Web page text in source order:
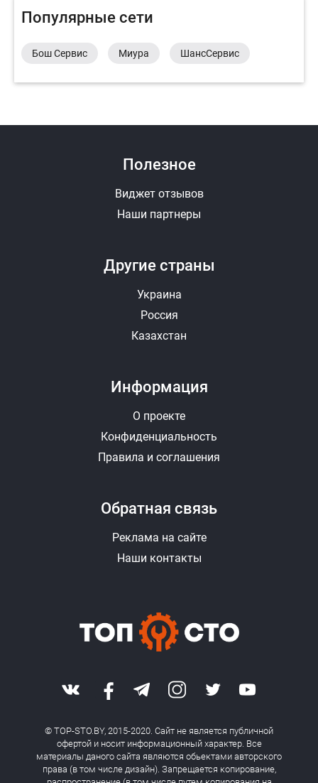
Популярные сети
Бош Сервис Миура ШансСервис
Другие страны
Украина
Россия
Казахстан
Полезное
Виджет отзывов
Наши партнеры
Информация
О проекте
Конфиденциальность
Правила и соглашения
Обратная связь
Реклама на сайте
Наши контакты
© TOP-STO.BY, 2015-2020. Сайт не является публичной
офертой и носит информационный характер. Все
материалы даного сайта являются обьектами авторского
права (в том числе дизайн). Запрещается копирование,